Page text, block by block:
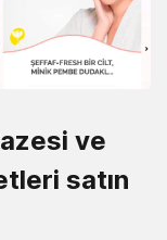
ve
satın